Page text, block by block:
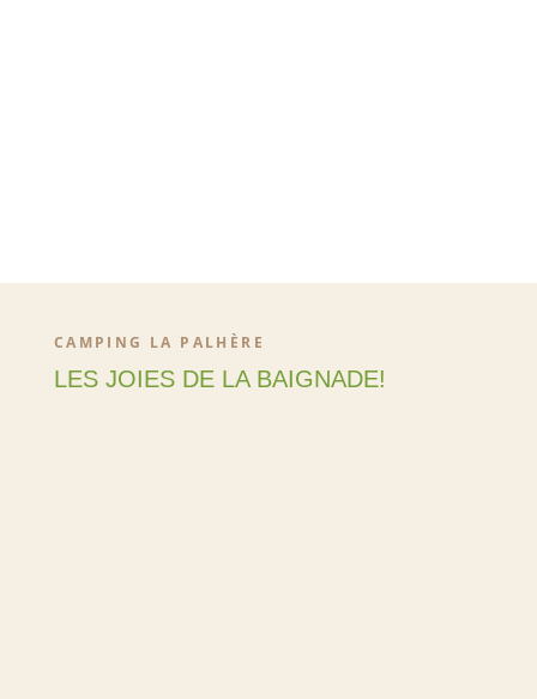
CAMPING LA PALHÈRE
LES JOIES DE LA BAIGNADE!